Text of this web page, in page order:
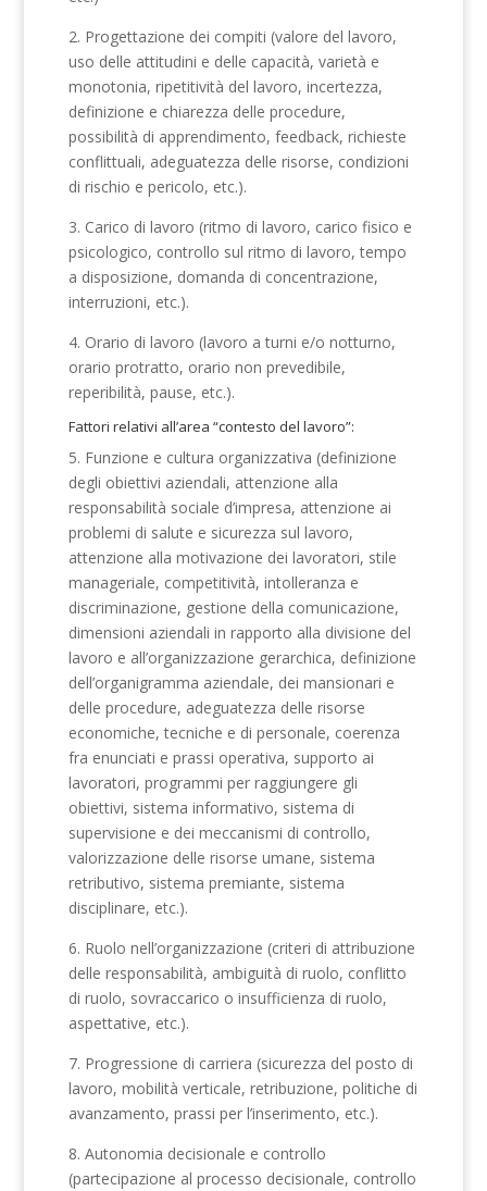
2. Progettazione dei compiti (valore del lavoro,
uso delle attitudini e delle capacità, varietà e
monotonia, ripetitività del lavoro, incertezza,
definizione e chiarezza delle procedure,
possibilità di apprendimento, feedback, richieste
conflittuali, adeguatezza delle risorse, condizioni
di rischio e pericolo, etc.).
3. Carico di lavoro (ritmo di lavoro, carico fisico e
psicologico, controllo sul ritmo di lavoro, tempo
a disposizione, domanda di concentrazione,
interruzioni, etc.).
4. Orario di lavoro (lavoro a turni e/o notturno,
orario protratto, orario non prevedibile,
reperibilità, pause, etc.).
Fattori relativi all’area “contesto del lavoro”:
5. Funzione e cultura organizzativa (definizione
degli obiettivi aziendali, attenzione alla
responsabilità sociale d’impresa, attenzione ai
problemi di salute e sicurezza sul lavoro,
attenzione alla motivazione dei lavoratori, stile
manageriale, competitività, intolleranza e
discriminazione, gestione della comunicazione,
dimensioni aziendali in rapporto alla divisione del
lavoro e all’organizzazione gerarchica, definizione
dell’organigramma aziendale, dei mansionari e
delle procedure, adeguatezza delle risorse
economiche, tecniche e di personale, coerenza
fra enunciati e prassi operativa, supporto ai
lavoratori, programmi per raggiungere gli
obiettivi, sistema informativo, sistema di
supervisione e dei meccanismi di controllo,
valorizzazione delle risorse umane, sistema
retributivo, sistema premiante, sistema
disciplinare, etc.).
6. Ruolo nell’organizzazione (criteri di attribuzione
delle responsabilità, ambiguità di ruolo, conflitto
di ruolo, sovraccarico o insufficienza di ruolo,
aspettative, etc.).
7. Progressione di carriera (sicurezza del posto di
lavoro, mobilità verticale, retribuzione, politiche di
avanzamento, prassi per l’inserimento, etc.).
8. Autonomia decisionale e controllo
(partecipazione al processo decisionale, controllo